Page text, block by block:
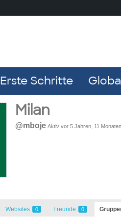
Erste Schritte
Milan
@mboje Aktiv vor 5 Jahren, 11 Monaten
Websites 0 Freunde 0